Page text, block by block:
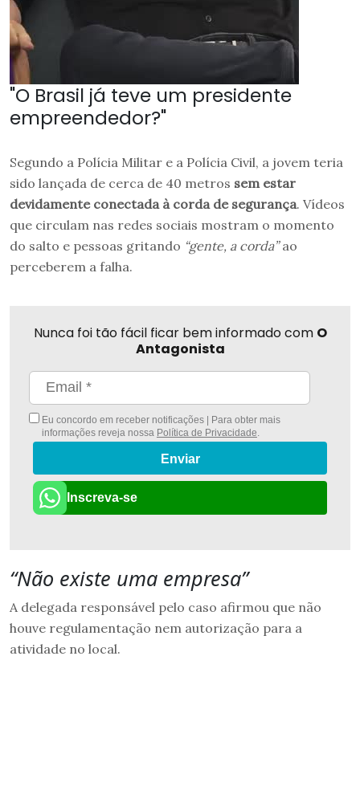
"O Brasil já teve um presidente
empreendedor?"
Segundo a Polícia Militar e a Polícia Civil, a jovem teria
sido lançada de cerca de 40 metros sem estar
devidamente conectada à corda de segurança. Vídeos
que circulam nas redes sociais mostram o momento
do salto e pessoas gritando “gente, a corda”ao
perceberem a falha.
Nunca foi tão fácil ficar bem informado com O
Antagonista
Eu concordo em receber notificações | Para obter mais
informações reveja nossa Política de Privacidade
Enviar
Inscreva-se
“Não existe uma empresa”
A delegada responsável pelo caso afirmou que não
houve regulamentação nem autorização para a
atividade no local.